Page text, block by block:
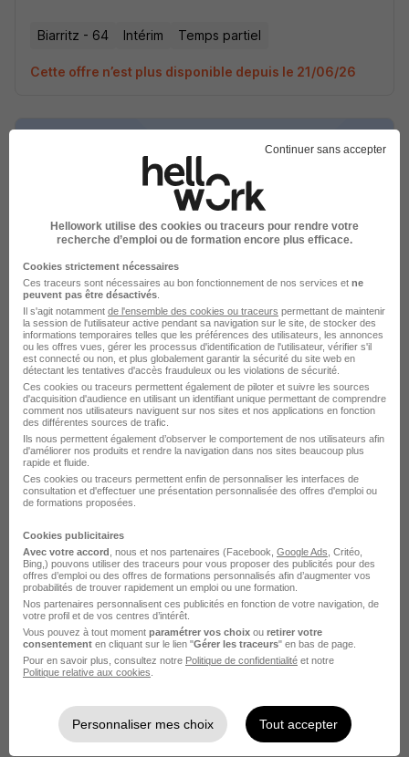
Biarritz - 64 Intérim Temps partiel
Cette offre n’est plus disponible depuis le 21/06/26
Praticien de Spa H/F
Staffmatch
Biarritz - 64 Intérim Temps partiel
Cette offre n’est plus disponible depuis le 21/06/26
Praticien de Spa H/F
Staffmatch
Biarritz - 64
Cette offre n’est plus disponible depuis le 21/06/26
en Allemagne H/F
Continuer sans accepter
Hellowork utilise des cookies ou traceurs pour rendre votre
recherche d’emploi ou de formation encore plus efficace.
Cookies strictement nécessaires
Ces traceurs sont nécessaires au bon fonctionnement de nos services et ne
peuvent pas être désactivés
Il s'agit notamment de l'ensemble des cookies ou traceurs permettant de maintenir
la session de l'utilisateur active pendant sa navigation sur le site, de stocker des
informations temporaires telles que les préférences des utilisateurs, les annonces
ou les offres vues, gérer les processus d'identification de l'utilisateur, vérifier s'il
est connecté ou non, et plus globalement garantir la sécurité du site web en
détectant les tentatives d'accès frauduleux ou les violations de sécurité.
Ces cookies ou traceurs permettent également de piloter et suivre les sources
d'acquisition d'audience en utilisant un identifiant unique permettant de comprendre
comment nos utilisateurs naviguent sur nos sites et nos applications en fonction
des différentes sources de trafic.
Ils nous permettent également d’observer le comportement de nos utilisateurs afin
d'améliorer nos produits et rendre la navigation dans nos sites beaucoup plus
rapide et fluide.
Ces cookies ou traceurs permettent enfin de personnaliser les interfaces de
consultation et d'effectuer une présentation personnalisée des offres d'emploi ou
de formations proposées.
Cookies publicitaires
Avec votre accord , nous et nos partenaires (Facebook, Google Ads , Critéo,
Bing,) pouvons utiliser des traceurs pour vous proposer des publicités pour des
offres d’emploi ou des offres de formations personnalisés afin d’augmenter vos
probabilités de trouver rapidement un emploi ou une formation.
Nos partenaires personnalisent ces publicités en fonction de votre navigation, de
votre profil et de vos centres d’intérêt.
Vous pouvez à tout moment paramétrer vos choix ou retirer votre
consentement en cliquant sur le lien "Gérer les traceurs" en bas de page.
Pour en savoir plus, consultez notre Politique de confidentialité et notre
Politique relative aux cookies
Personnaliser mes choix Tout accepter